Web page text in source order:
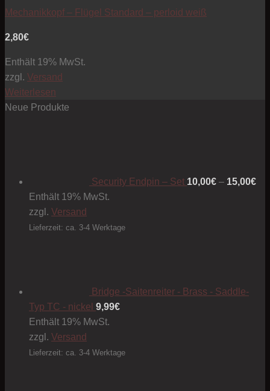
Mechanikkopf – Flügel Standard – perloid weiß
2,80€
Enthält 19% MwSt.
zzgl. Versand
Weiterlesen
Neue Produkte
Security Endpin – Set 10,00€ – 15,00€
Enthält 19% MwSt.
zzgl. Versand
Lieferzeit: ca. 3-4 Werktage
Bridge -Saitenreiter - Brass - Saddle-
Typ TC - nickel 9,99€
Enthält 19% MwSt.
zzgl. Versand
Lieferzeit: ca. 3-4 Werktage